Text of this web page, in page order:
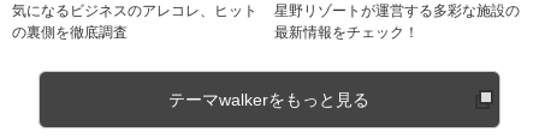
気になるビジネスのアレコレ、ヒット
の裏側を徹底調査
星野リゾートが運営する多彩な施設の
最新情報をチェック！
テーマwalkerをもっと見る